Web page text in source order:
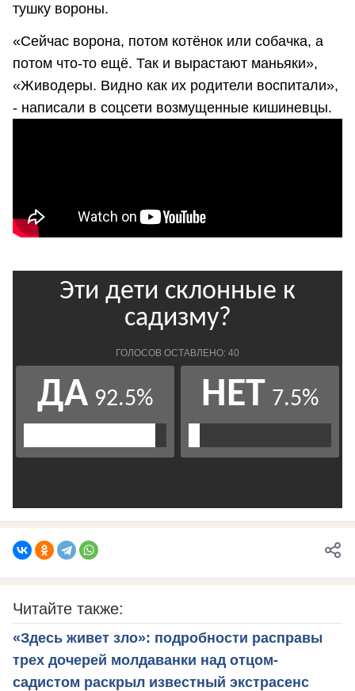
тушку вороны.
«Сейчас ворона, потом котёнок или собачка, а
потом что-то ещё. Так и вырастают маньяки»,
«Живодеры. Видно как их родители воспитали»,
- написали в соцсети возмущенные кишиневцы.
Читайте также:
«Здесь живет зло»: подробности расправы
трех дочерей молдаванки над отцом-
садистом раскрыл известный экстрасенс